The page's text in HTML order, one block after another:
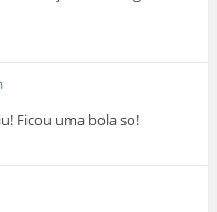
Ficou uma bola so!